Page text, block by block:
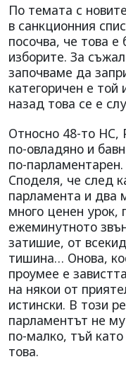
По темата с
в санкционния
посочва, че това
изборите. За
започваме да
категоричен е той
назад това се е
Относно 48-то НС,
по-овладяно и
по-парламентарен.
Споделя, че след
парламента и два
много ценен урок,
ежеминутното
затишие, от
тишина… Онова,
проумее е
на някои от
истински. В този
парламентът не
по-малко, тъй
това.